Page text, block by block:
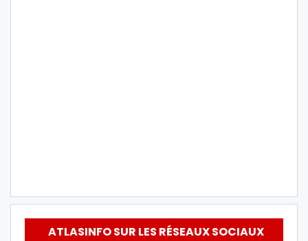
ATLASINFO SUR LES RÉSEAUX SOCIAUX